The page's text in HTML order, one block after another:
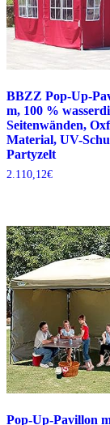
BBZZ Pop-Up-
m, 100 %
Seitenwänden,
Material, UV-
Partyzelt
2.110,12€
Pop-Up-Pavillon